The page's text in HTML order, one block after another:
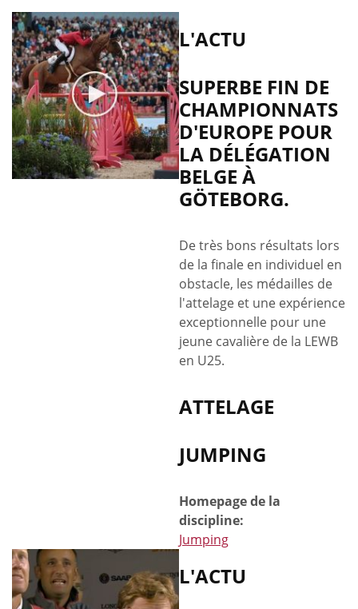
L'ACTU
SUPERBE FIN DE
CHAMPIONNATS
D'EUROPE POUR
LA DÉLÉGATION
BELGE À
GÖTEBORG.
De très bons résultats lors
de la finale en individuel en
obstacle, les médailles de
l'attelage et une expérience
exceptionnelle pour une
jeune cavalière de la LEWB
en U25.
ATTELAGE
JUMPING
Homepage de la
discipline:
Jumping
L'ACTU